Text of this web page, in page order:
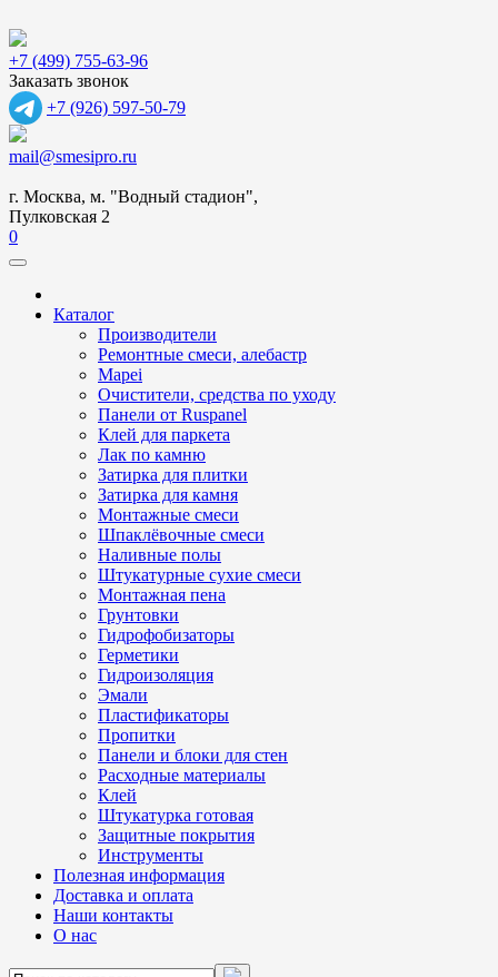
+7 (499) 755-63-96
Заказать звонок
+7 (926) 597-50-79
mail@smesipro.ru
г. Москва, м. "Водный стадион",
Пулковская 2
0
Каталог
Производители
Ремонтные смеси, алебастр
Mapei
Очистители, средства по уходу
Панели от Ruspanel
Клей для паркета
Лак по камню
Затирка для плитки
Затирка для камня
Монтажные смеси
Шпаклёвочные смеси
Наливные полы
Штукатурные сухие смеси
Монтажная пена
Грунтовки
Гидрофобизаторы
Герметики
Гидроизоляция
Эмали
Пластификаторы
Пропитки
Панели и блоки для стен
Расходные материалы
Клей
Штукатурка готовая
Защитные покрытия
Инструменты
Полезная информация
Доставка и оплата
Наши контакты
О нас